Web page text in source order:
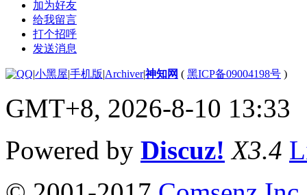
加为好友
给我留言
打个招呼
发送消息
|小黑屋|手机版|Archiver|神知网 ( 黑ICP备09004198号 )
GMT+8, 2026-8-10 13:33
Powered by Discuz! X3.4